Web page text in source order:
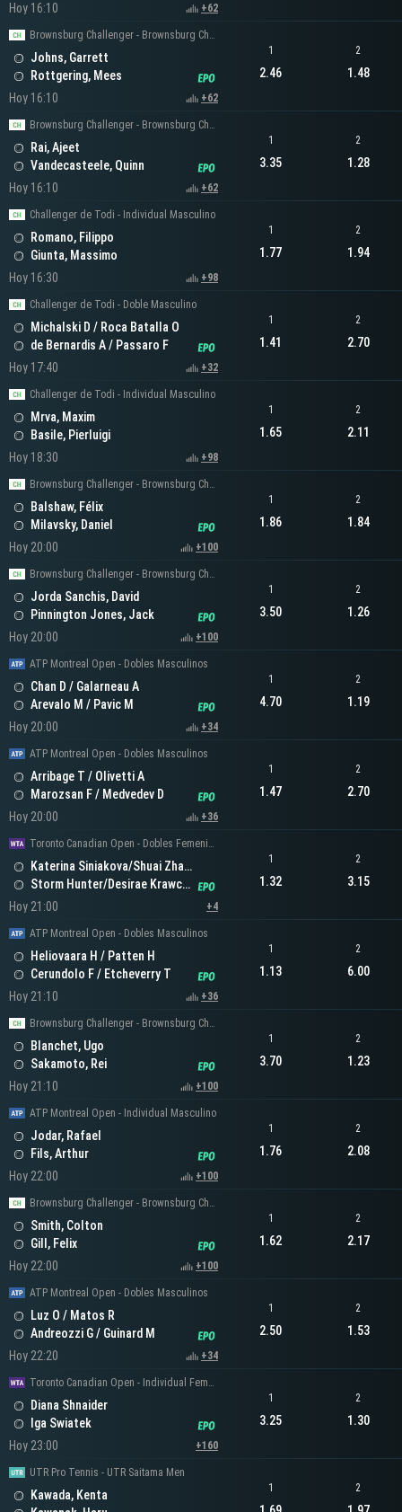
Hoy 16:10
+62
Brownsburg Challenger - Brownsburg Challenger Men's Singles
Johns, Garrett
Rottgering, Mees
Hoy 16:10
+62
1
2.46
2
1.48
Brownsburg Challenger - Brownsburg Challenger Men's Singles
Rai, Ajeet
Vandecasteele, Quinn
Hoy 16:10
+62
1
3.35
2
1.28
Challenger de Todi - Individual Masculino
Romano, Filippo
Giunta, Massimo
Hoy 16:30
+98
1
1.77
2
1.94
Challenger de Todi - Doble Masculino
Michalski D / Roca Batalla O
de Bernardis A / Passaro F
Hoy 17:40
+32
1
1.41
2
2.70
Challenger de Todi - Individual Masculino
Mrva, Maxim
Basile, Pierluigi
Hoy 18:30
+98
1
1.65
2
2.11
Brownsburg Challenger - Brownsburg Challenger Men's Singles
Balshaw, Félix
Milavsky, Daniel
Hoy 20:00
+100
1
1.86
2
1.84
Brownsburg Challenger - Brownsburg Challenger Men's Singles
Jorda Sanchis, David
Pinnington Jones, Jack
Hoy 20:00
+100
1
3.50
2
1.26
ATP Montreal Open - Dobles Masculinos
Chan D / Galarneau A
Arevalo M / Pavic M
Hoy 20:00
+34
1
4.70
2
1.19
ATP Montreal Open - Dobles Masculinos
Arribage T / Olivetti A
Marozsan F / Medvedev D
Hoy 20:00
+36
1
1.47
2
2.70
Toronto Canadian Open - Dobles Femeninos
Katerina Siniakova/Shuai Zhang
Storm Hunter/Desirae Krawczyk
Hoy 21:00
+4
1
1.32
2
3.15
ATP Montreal Open - Dobles Masculinos
Heliovaara H / Patten H
Cerundolo F / Etcheverry T
Hoy 21:10
+36
1
1.13
2
6.00
Brownsburg Challenger - Brownsburg Challenger Men's Singles
Blanchet, Ugo
Sakamoto, Rei
Hoy 21:10
+100
1
3.70
2
1.23
ATP Montreal Open - Individual Masculino
Jodar, Rafael
Fils, Arthur
Hoy 22:00
+100
1
1.76
2
2.08
Brownsburg Challenger - Brownsburg Challenger Men's Singles
Smith, Colton
Gill, Felix
Hoy 22:00
+100
1
1.62
2
2.17
ATP Montreal Open - Dobles Masculinos
Luz O / Matos R
Andreozzi G / Guinard M
Hoy 22:20
+34
1
2.50
2
1.53
Toronto Canadian Open - Individual Femenino
Diana Shnaider
Iga Swiatek
Hoy 23:00
+160
1
3.25
2
1.30
UTR Pro Tennis - UTR Saitama Men
Kawada, Kenta
1 2